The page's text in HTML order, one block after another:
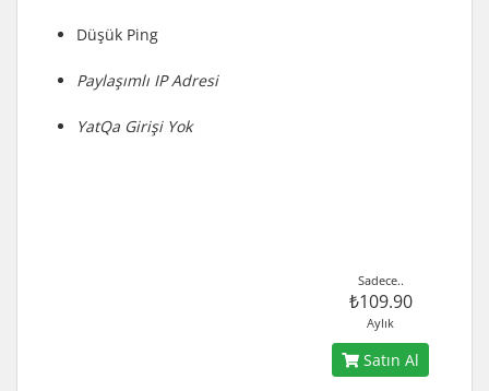
Düşük Ping
Paylaşımlı IP Adresi
YatQa Girişi Yok
Sadece..
₺109.90
Aylık
Satın Al